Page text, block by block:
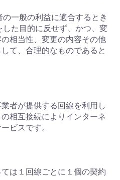
一般の利益に適合するとき
た目的に反せず、かつ、変
相当性、変更の内容その他
て、合理的なものであると
者が提供する回線を利用し
相互接続によりインターネ
ビスです。
は１回線ごとに１個の契約